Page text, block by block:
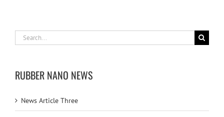
Search
for:
RUBBER NANO NEWS
News Article Three